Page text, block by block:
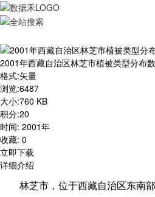
2001年西藏自治区
2001年西藏自治区林芝市植被类型分布
格式:矢量
浏览:6487
大小:760 KB
积分:20
时间: 2001年
收藏: 0
立即下载
详细介绍
林芝市，位于西藏自治区东南